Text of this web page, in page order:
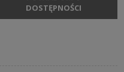
DOSTĘPNOŚCI